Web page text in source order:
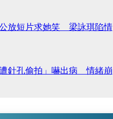
公放短片求她笑 梁詠琪陷情
遭針孔偷拍」嚇出病 情緒崩